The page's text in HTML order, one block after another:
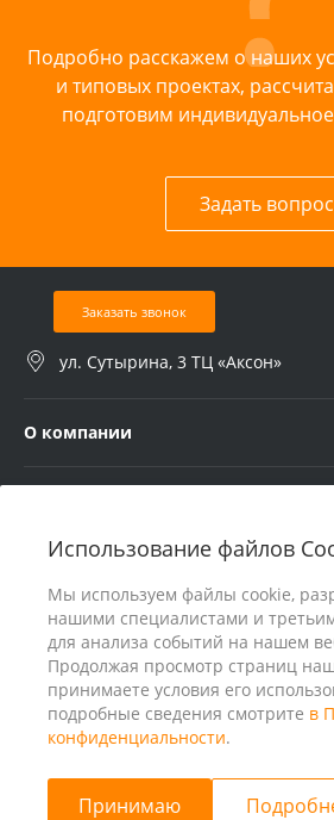
Использование файлов
Мы используем файлы cookie,
нашими специалистами и
для анализа событий на нашем
Продолжая просмотр страниц
принимаете условия его
подробные сведения смотрите в
конфиденциальности.
Принимаю
Подробно расскажем о наших
и типовых проектах,
подготовим
Задать вопрос
Заказать звонок
ул. Сутырина, 3 ТЦ «Аксон»
О компании